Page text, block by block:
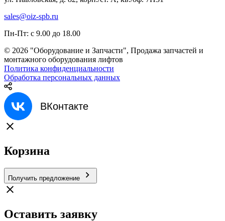
sales@oiz-spb.ru
Пн-Пт: с 9.00 до 18.00
© 2026 "Оборудование и Запчасти", Продажа запчастей и
монтажного оборудования лифтов
Политика конфиденциальности
Обработка персональных данных
ВКонтакте
Корзина
Получить предложение
Оставить заявку